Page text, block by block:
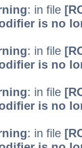
: in file
is no
: in file
is no
: in file
is no
: in file